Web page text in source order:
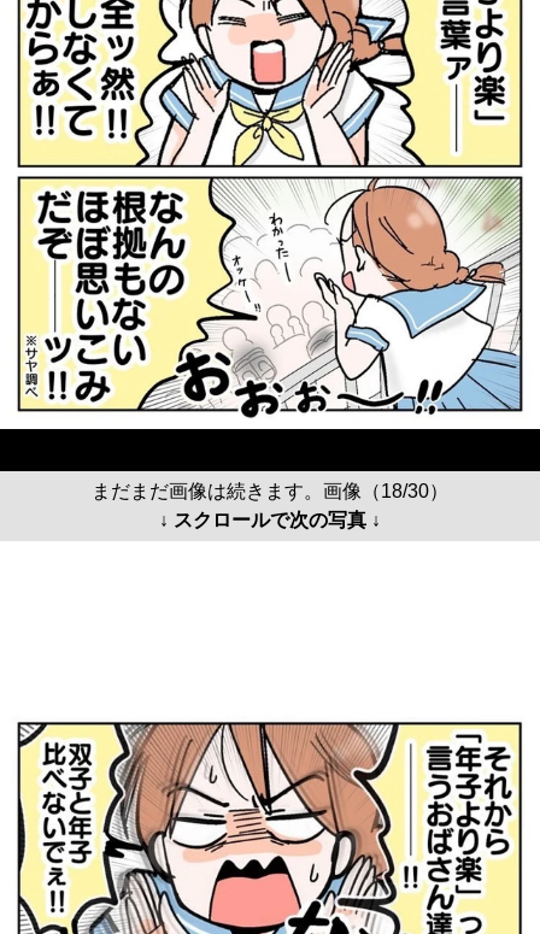
まだまだ画像は続きます。画像（18/30）
↓ スクロールで次の写真 ↓